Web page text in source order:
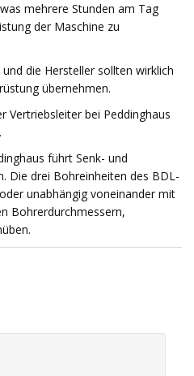
mehrere Stunden am Tag
der Maschine zu
die Hersteller sollten wirklich
übernehmen.
Vertriebsleiter bei Peddinghaus
führt Senk- und
Die drei Bohreinheiten des BDL-
unabhängig voneinander mit
Bohrerdurchmessern,